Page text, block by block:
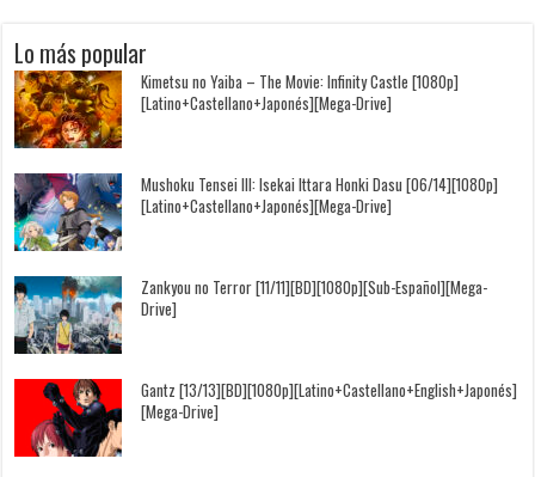
Lo más popular
Kimetsu no Yaiba – The Movie: Infinity Castle [1080p]
[Latino+Castellano+Japonés][Mega-Drive]
Mushoku Tensei III: Isekai Ittara Honki Dasu [06/14][1080p]
[Latino+Castellano+Japonés][Mega-Drive]
Zankyou no Terror [11/11][BD][1080p][Sub-Español][Mega-
Drive]
Gantz [13/13][BD][1080p][Latino+Castellano+English+Japonés]
[Mega-Drive]